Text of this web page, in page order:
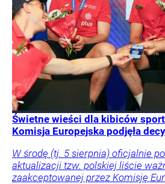
Świetne wieści dla kibiców
Komisja Europejska podjęła
W środę (tj. 5 sierpnia) oficjalnie
aktualizacji tzw. polskiej liście
zaakceptowanej przez Komisję